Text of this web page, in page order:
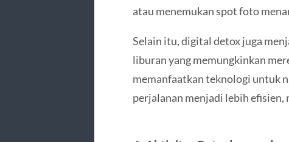
atau menemukan spot foto
Selain itu, digital detox juga
liburan yang memungkinkan
memanfaatkan teknologi untuk
perjalanan menjadi lebih efisien,